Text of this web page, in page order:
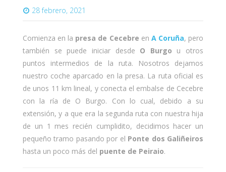
28 febrero, 2021
Comienza en la presa de Cecebre en A Coruña, pero
también se puede iniciar desde O Burgo u otros
puntos intermedios de la ruta. Nosotros dejamos
nuestro coche aparcado en la presa. La ruta oficial es
de unos 11 km lineal, y conecta el embalse de Cecebre
con la ría de O Burgo. Con lo cual, debido a su
extensión, y a que era la segunda ruta con nuestra hija
de un 1 mes recién cumplidito, decidimos hacer un
pequeño tramo pasando por el Ponte dos Galiñeiros
hasta un poco más del puente de Peiraio.